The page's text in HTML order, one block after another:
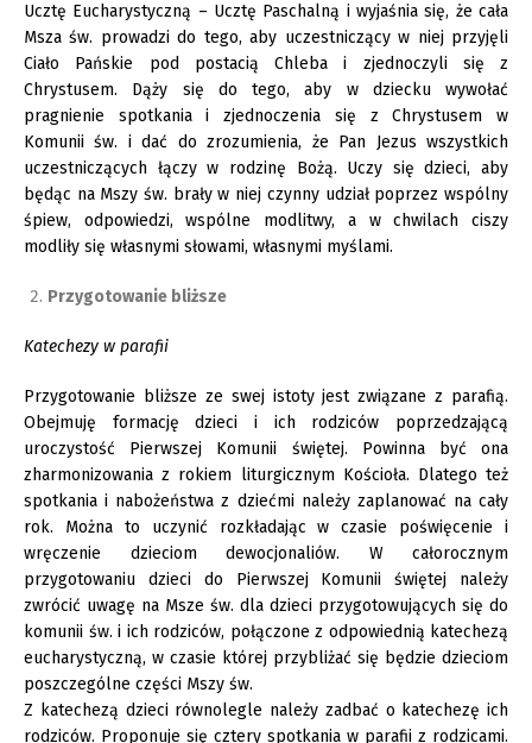
Ucztę Eucharystyczną – Ucztę Paschalną i wyjaśnia się, że cała
Msza św. prowadzi do tego, aby uczestniczący w niej przyjęli
Ciało Pańskie pod postacią Chleba i zjednoczyli się z
Chrystusem. Dąży się do tego, aby w dziecku wywołać
pragnienie spotkania i zjednoczenia się z Chrystusem w
Komunii św. i dać do zrozumienia, że Pan Jezus wszystkich
uczestniczących łączy w rodzinę Bożą. Uczy się dzieci, aby
będąc na Mszy św. brały w niej czynny udział poprzez wspólny
śpiew, odpowiedzi, wspólne modlitwy, a w chwilach ciszy
modliły się własnymi słowami, własnymi myślami.
Przygotowanie bliższe
Katechezy w parafii
Przygotowanie bliższe ze swej istoty jest związane z parafią.
Obejmuję formację dzieci i ich rodziców poprzedzającą
uroczystość Pierwszej Komunii świętej. Powinna być ona
zharmonizowania z rokiem liturgicznym Kościoła. Dlatego też
spotkania i nabożeństwa z dziećmi należy zaplanować na cały
rok. Można to uczynić rozkładając w czasie poświęcenie i
wręczenie dzieciom dewocjonaliów. W całorocznym
przygotowaniu dzieci do Pierwszej Komunii świętej należy
zwrócić uwagę na Msze św. dla dzieci przygotowujących się do
komunii św. i ich rodziców, połączone z odpowiednią katechezą
eucharystyczną, w czasie której przybliżać się będzie dzieciom
poszczególne części Mszy św.
Z katechezą dzieci równolegle należy zadbać o katechezę ich
rodziców. Proponuje się cztery spotkania w parafii z rodzicami.